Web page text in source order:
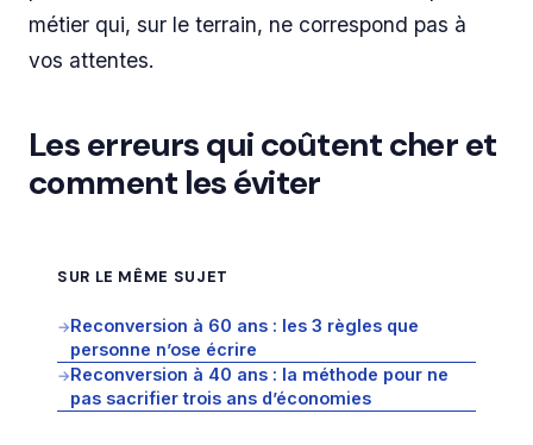
métier qui, sur le terrain, ne correspond pas à
vos attentes.
Les erreurs qui coûtent cher et
comment les éviter
SUR LE MÊME SUJET
→Reconversion à 60 ans : les 3 règles que
personne n’ose écrire
→Reconversion à 40 ans : la méthode pour ne
pas sacrifier trois ans d’économies